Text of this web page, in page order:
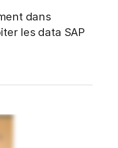
dans
les data SAP